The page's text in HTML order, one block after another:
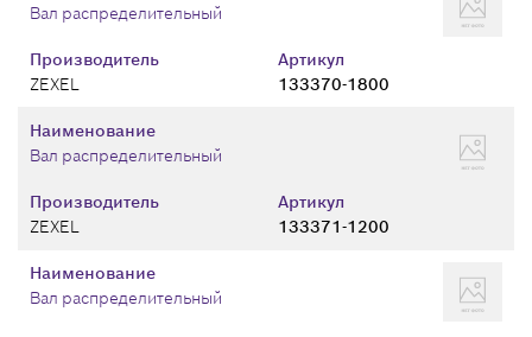
Производитель
ZEXEL
Артикул
133370-1800
Вал распределительный
Производитель
ZEXEL
Артикул
133371-1200
Наименование
Вал распределительный
Наименование
Вал распределительный